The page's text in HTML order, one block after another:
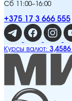
Сб 11:00–16:00
+375 17 3 666 555
Курсы валют: